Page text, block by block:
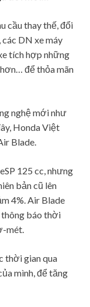
cầu thay thế, đổi
các DN xe máy
tích hợp những
để thỏa mãn
nghệ mới như
Honda Việt
Blade.
125 cc, nhưng
bản cũ lên
4%. Air Blade
báo thời
mét.
thời gian qua
mình, để tăng